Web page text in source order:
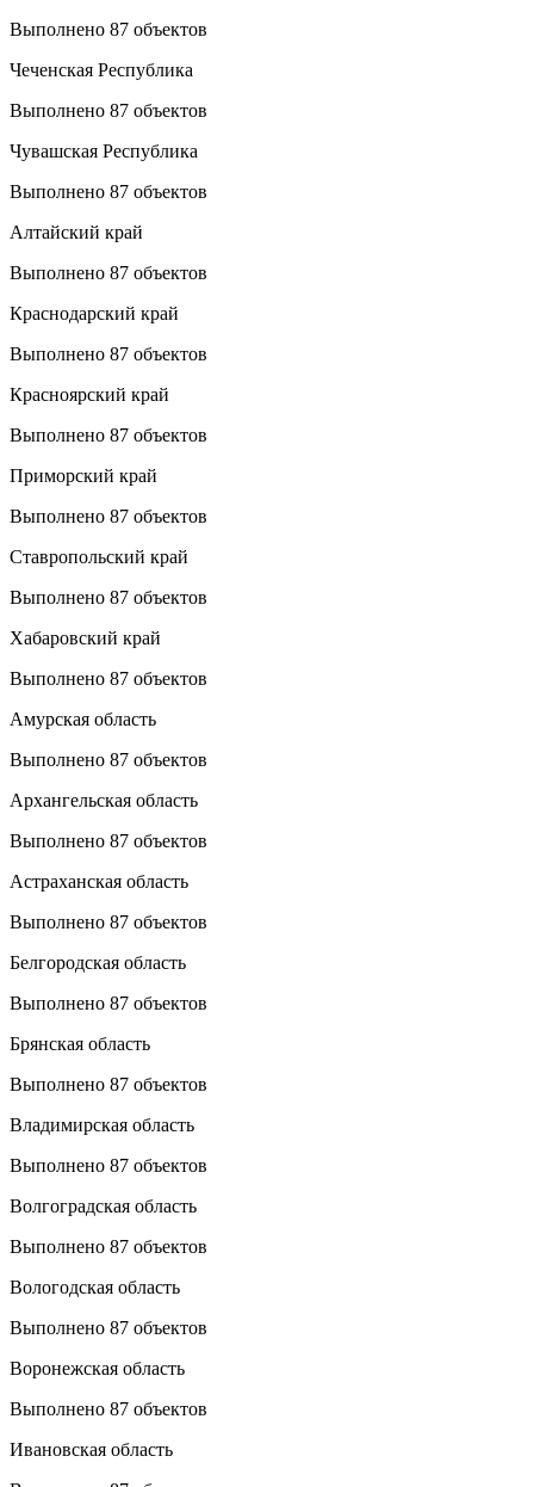
Выполнено 87 объектов
Чеченская Республика
Выполнено 87 объектов
Чувашская Республика
Выполнено 87 объектов
Алтайский край
Выполнено 87 объектов
Краснодарский край
Выполнено 87 объектов
Красноярский край
Выполнено 87 объектов
Приморский край
Выполнено 87 объектов
Ставропольский край
Выполнено 87 объектов
Хабаровский край
Выполнено 87 объектов
Амурская область
Выполнено 87 объектов
Архангельская область
Выполнено 87 объектов
Астраханская область
Выполнено 87 объектов
Белгородская область
Выполнено 87 объектов
Брянская область
Выполнено 87 объектов
Владимирская область
Выполнено 87 объектов
Волгоградская область
Выполнено 87 объектов
Вологодская область
Выполнено 87 объектов
Воронежская область
Выполнено 87 объектов
Ивановская область